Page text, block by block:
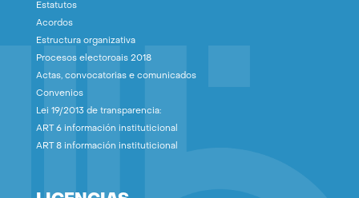
Estatutos
Acordos
Estructura organizativa
Procesos electoroais 2018
Actas, convocatorias e comunicados
Convenios
Lei 19/2013 de transparencia:
ART 6 información instituticional
ART 8 información instituticional